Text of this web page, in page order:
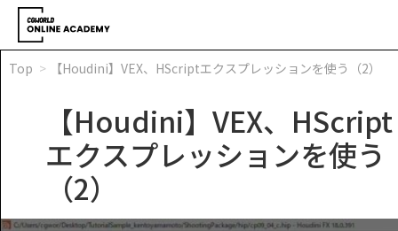
Top 【Houdini】VEX、HScriptエクスプレッションを使う（2）
【Houdini】VEX、HScript
エクスプレッションを使う
（2）